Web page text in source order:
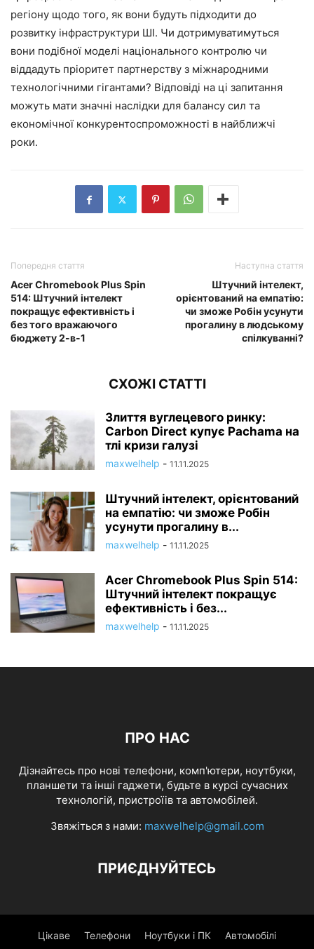
регіону щодо того, як вони будуть підходити до
розвитку інфраструктури ШІ. Чи дотримуватимуться
вони подібної моделі національного контролю чи
віддадуть пріоритет партнерству з міжнародними
технологічними гігантами? Відповіді на ці запитання
можуть мати значні наслідки для балансу сил та
економічної конкурентоспроможності в найближчі
роки.
Попередня стаття
Acer Chromebook Plus Spin
514: Штучний інтелект
покращує ефективність і
без того вражаючого
бюджету 2-в-1
Наступна стаття
Штучний інтелект,
орієнтований на емпатію:
чи зможе Робін усунути
прогалину в людському
спілкуванні?
СХОЖІ СТАТТІ
Злиття вуглецевого ринку:
Carbon Direct купує Pachama на
тлі кризи галузі
maxwelhelp - 11.11.2025
Штучний інтелект, орієнтований
на емпатію: чи зможе Робін
усунути прогалину в...
maxwelhelp - 11.11.2025
Acer Chromebook Plus Spin 514:
Штучний інтелект покращує
ефективність і без...
maxwelhelp - 11.11.2025
ПРО НАС
Дізнайтесь про нові телефони, комп'ютери, ноутбуки,
планшети та інші гаджети, будьте в курсі сучасних
технологій, пристроїів та автомобілей.
Звяжіться з нами: maxwelhelp@gmail.com
ПРИЄДНУЙТЕСЬ
Цікаве Телефони Ноутбуки і ПК Автомобілі